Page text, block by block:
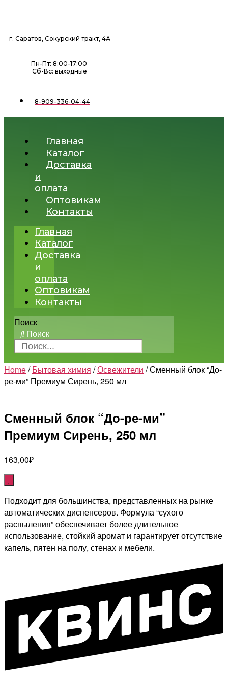
г. Саратов, Сокурский тракт, 4А
Пн-Пт: 8:00-17:00
Сб-Вс: выходные
8-909-336-04-44
Главная
Каталог
Доставка
и
оплата
Оптовикам
Контакты
Главная
Каталог
Доставка
и
оплата
Оптовикам
Контакты
Поиск
Поиск
Home/Бытовая химия /Освежители / Сменный блок “До-
ре-ми” Премиум Сирень, 250 мл
Сменный блок “До-ре-ми”
Премиум Сирень, 250 мл
163,00₽
Подходит для большинства, представленных на рынке
автоматических диспенсеров. Формула “сухого
распыления” обеспечивает более длительное
использование, стойкий аромат и гарантирует отсутствие
капель, пятен на полу, стенах и мебели.